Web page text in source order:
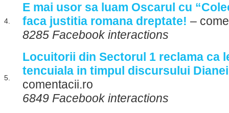
4.
E mai usor sa luam Oscarul cu
faca justitia romana dreptate! –
8285 Facebook interactions
5.
Locuitorii din Sectorul 1 reclama ca
tencuiala in timpul discursului
comentacii.ro
6849 Facebook interactions